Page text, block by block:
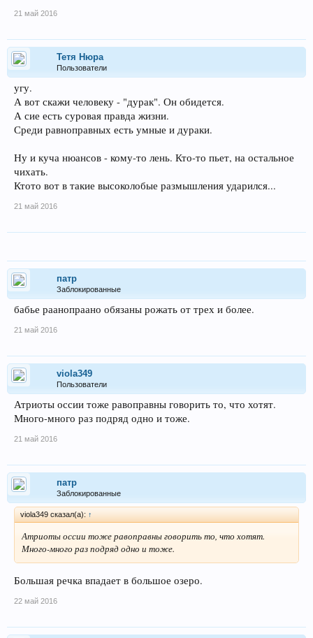
21 май 2016
Тетя Нюра
Пользователи
угу.
А вот скажи человеку - "дурак". Он обидется.
А сие есть суровая правда жизни.
Среди равноправных есть умные и дураки.
Ну и куча нюансов - кому-то лень. Кто-то пьет, на остальное
чихать.
Ктото вот в такие высоколобые размышления ударился...
21 май 2016
патр
Заблокированные
бабье раанопраано обязаны рожать от трех и более.
21 май 2016
viola349
Пользователи
Атриоты оссии тоже равоправны говорить то, что хотят.
Много-много раз подряд одно и тоже.
21 май 2016
патр
Заблокированные
viola349 сказал(а): ↑
Атриоты оссии тоже равоправны говорить то, что хотят.
Много-много раз подряд одно и тоже.
Большая речка впадает в большое озеро.
22 май 2016